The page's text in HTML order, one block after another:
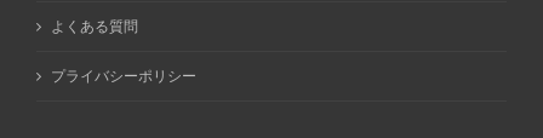
よくある質問
プライバシーポリシー